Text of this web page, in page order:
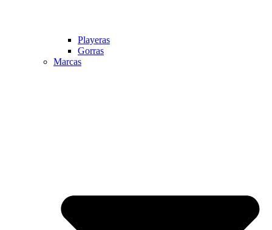
Playeras
Gorras
Marcas